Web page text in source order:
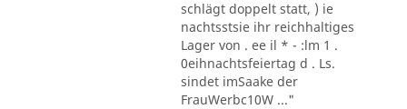
schlägt doppelt statt, ) ie
nachtsstsie ihr reichhaltiges
Lager von . ee il * - :lm 1 .
0eihnachtsfeiertag d . Ls.
sindet imSaake der
FrauWerbc10W ..."